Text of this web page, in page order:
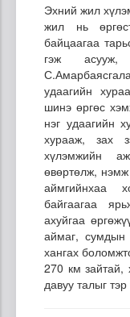
Эхний жил
жил нь
байцаагаа
гэж асууж,
удаагийн
шинэ өргөс
нэг удаагийн
хурааж, зах
хүлэмжийн
өвөртөлж, нэмж
аймгийнхаа
байгаагаа
ахуйгаа
аймаг, сумдын
хангах
270 км зайтай,
давуу талыг